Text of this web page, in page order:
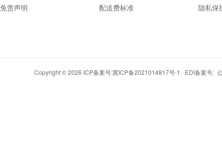
免责声明
配送费标准
隐私保
Copyright © 2026 ICP备案号:冀ICP备2021014817号-1 EDI备案号: